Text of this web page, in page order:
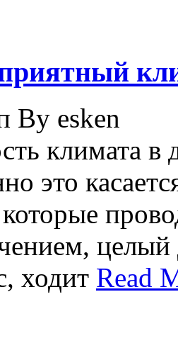
By esken
климата в
это
целый
ходит Read